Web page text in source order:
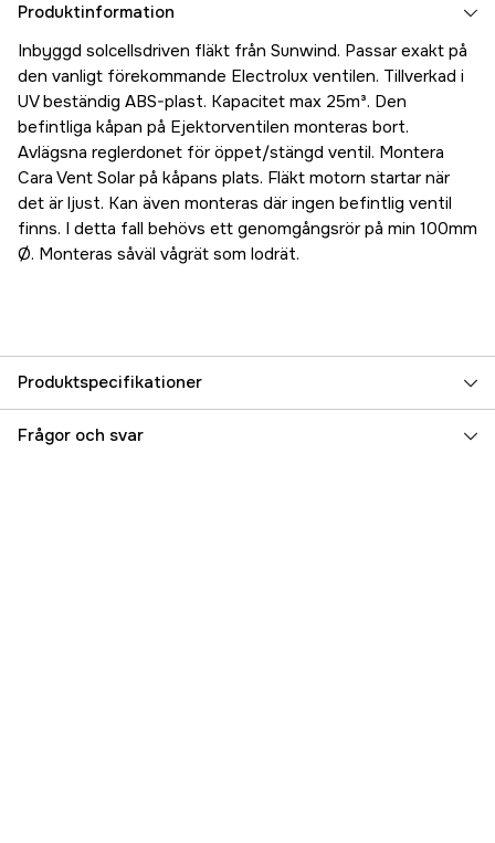
Produktinformation
Inbyggd solcellsdriven fläkt från Sunwind. Passar exakt på
den vanligt förekommande Electrolux ventilen. Tillverkad i
UV beständig ABS-plast. Kapacitet max 25m³. Den
befintliga kåpan på Ejektorventilen monteras bort.
Avlägsna reglerdonet för öppet/stängd ventil. Montera
Cara Vent Solar på kåpans plats. Fläkt motorn startar när
det är ljust. Kan även monteras där ingen befintlig ventil
finns. I detta fall behövs ett genomgångsrör på min 100mm
Ø. Monteras såväl vågrät som lodrät.
Produktspecifikationer
Referensnummer 5000024103
Frågor och svar